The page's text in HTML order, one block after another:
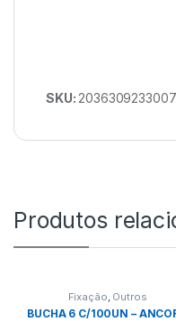
SKU: 2036309233007
Produtos
Fixação, Outros
BUCHA 6 C/100UN –